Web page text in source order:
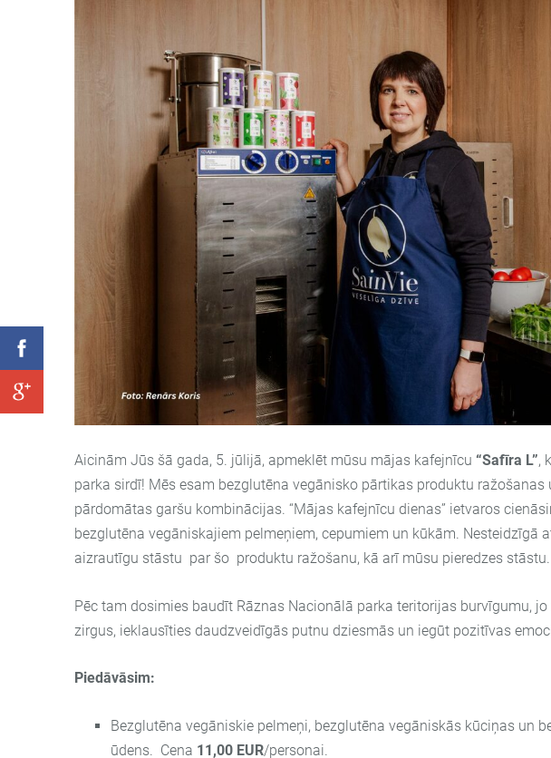
Aicinām Jūs šā gada, 5. jūlijā, apmeklēt mūsu mājas kafejnīcu “Safīra L”,
parka sirdī! Mēs esam bezglutēna vegānisko pārtikas produktu
pārdomātas garšu kombinācijas. “Mājas kafejnīcu dienas” ietvaros
bezglutēna vegāniskajiem pelmeņiem, cepumiem un kūkām. Nesteidzīgā
aizrautīgu stāstu par šo produktu ražošanu, kā arī mūsu pieredzes stāstu.
Pēc tam dosimies baudīt Rāznas Nacionālā parka teritorijas burvīgumu,
zirgus, ieklausīties daudzveidīgās putnu dziesmās un iegūt pozitīvas
Piedāvāsim:
Bezglutēna vegāniskie pelmeņi, bezglutēna vegāniskās kūciņas un
ūdens. Cena 11,00 EUR/personai.